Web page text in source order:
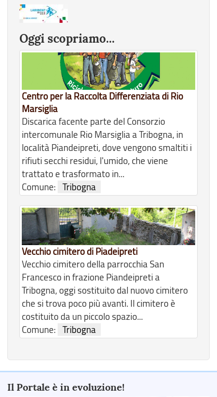
Oggi scopriamo...
Centro per la Raccolta Differenziata di Rio
Marsiglia
Discarica facente parte del Consorzio
intercomunale Rio Marsiglia a Tribogna, in
località Piandeipreti, dove vengono smaltiti i
rifiuti secchi residui, l'umido, che viene
trattato e trasformato in...
Comune: Tribogna
Vecchio cimitero di Piadeipreti
Vecchio cimitero della parrocchia San
Francesco in frazione Piandeipreti a
Tribogna, oggi sostituito dal nuovo cimitero
che si trova poco più avanti. Il cimitero è
costituito da un piccolo spazio...
Comune: Tribogna
Il Portale è in evoluzione!